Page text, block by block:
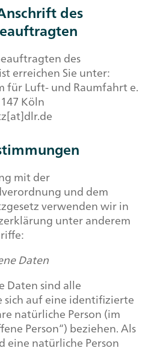
des
des
erreichen Sie unter:
für Luft- und Raumfahrt e.
Köln
mit der
und dem
verwenden wir in
unter anderem
Daten
Daten sind alle
auf eine identifizierte
natürliche Person (im
Person“) beziehen. Als
natürliche Person